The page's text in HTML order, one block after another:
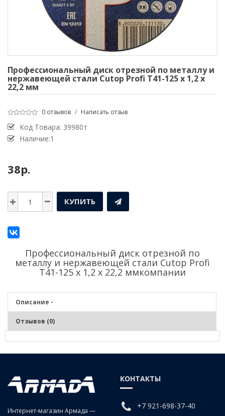
Профессиональный диск отрезной по металлу и
нержавеющей стали Cutop Profi Т41-125 х 1,2 х
22,2 мм
0 отзывов / Написать отзыв
Код Товара: 39980т
Наличие:1
38р.
КУПИТЬ
Профессиональный диск отрезной по
металлу и нержавеющей стали Cutop Profi
Т41-125 х 1,2 х 22,2 ммкомпании
Описание -
Отзывов (0)
Интернет-магазин Армада —
КОНТАКТЫ
+7 921-698-37-40